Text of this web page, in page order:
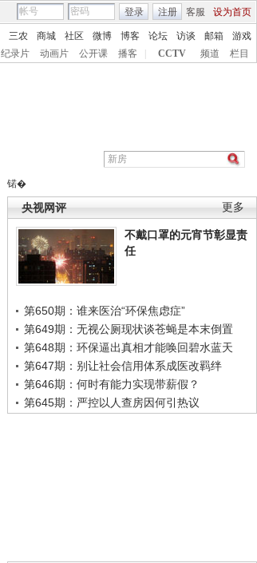
客服 设为首页
登录 注册
三农 商城 社区 微博 博客 论坛 访谈 邮箱
游戏
纪录片 动画片 公开课 播客 CCTV 频道 栏目
锘�
更多
央视网评
不戴口罩的元宵节彰显责
任
第650期：谁来医治“环保焦虑症”
第649期：无视公厕现状谈苍蝇是本末倒置
第648期：环保逼出真相才能唤回碧水蓝天
第647期：别让社会信用体系成医改羁绊
第646期：何时有能力实现带薪假？
第645期：严控以人查房因何引热议